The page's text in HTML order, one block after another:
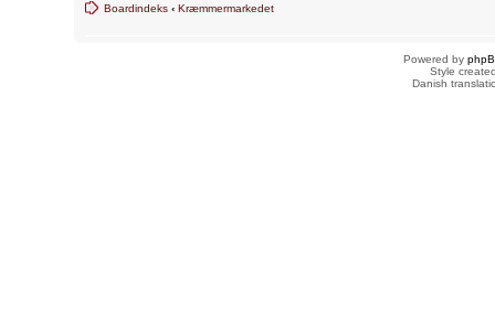
Boardindeks ‹ Kræmmermarkedet
Powered by
Style
Danish